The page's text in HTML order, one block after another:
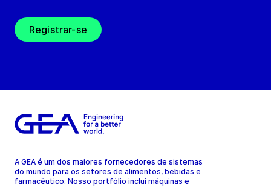
Registrar-se
A GEA é um dos maiores fornecedores de sistemas
do mundo para os setores de alimentos, bebidas e
farmacêutico. Nosso portfólio inclui máquinas e